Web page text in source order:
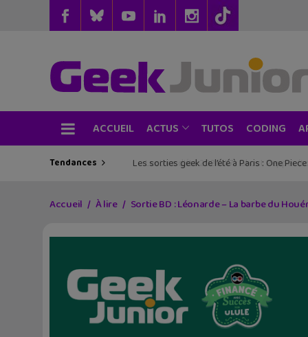
ACCUEIL ACTUS TUTOS CODING
Tendances Les sorties geek de l’été à Paris : One
Accueil À lire Sortie BD : Léonarde – La barbe du